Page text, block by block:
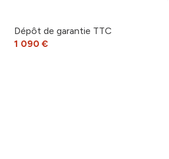
Dépôt de garantie TTC
1 090 €